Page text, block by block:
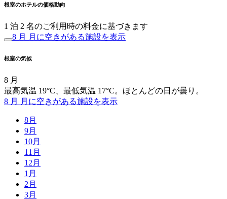
根室のホテルの価格動向
1 泊 2 名のご利用時の料金に基づきます
8 月 月に空きがある施設を表示
根室の気候
8 月
最高気温 19°C、最低気温 17°C。ほとんどの日が曇り。
8 月 月に空きがある施設を表示
8月
9月
10月
11月
12月
1月
2月
3月